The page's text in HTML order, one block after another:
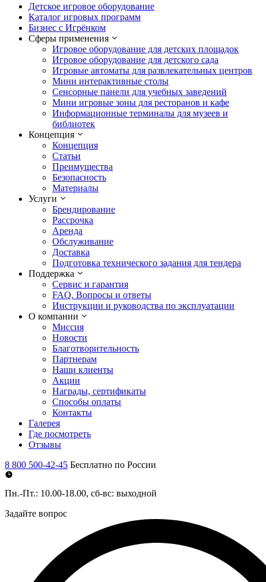
Детское игровое оборудование
Каталог игровых программ
Бизнес с Игрёнком
Сферы применения
Игровое оборудование для детских площадок
Игровое оборудование для детского сада
Игровые автоматы для развлекательных центров
Мини интерактивные столы
Сенсорные панели для учебных заведений
Мини игровые зоны для ресторанов и кафе
Информационные терминалы для музеев и
библиотек
Концепция
Концепция
Статьи
Преимущества
Безопасность
Материалы
Услуги
Брендирование
Рассрочка
Аренда
Обслуживание
Доставка
Подготовка технического задания для тендера
Поддержка
Сервис и гарантия
FAQ. Вопросы и ответы
Инструкции и руководства по эксплуатации
О компании
Миссия
Новости
Благотворительность
Партнерам
Наши клиенты
Акции
Награды, сертификаты
Способы оплаты
Контакты
Галерея
Где посмотреть
Отзывы
8 800 500-42-45 Бесплатно по России
Пн.-Пт.: 10.00-18.00, сб-вс: выходной
Задайте вопрос